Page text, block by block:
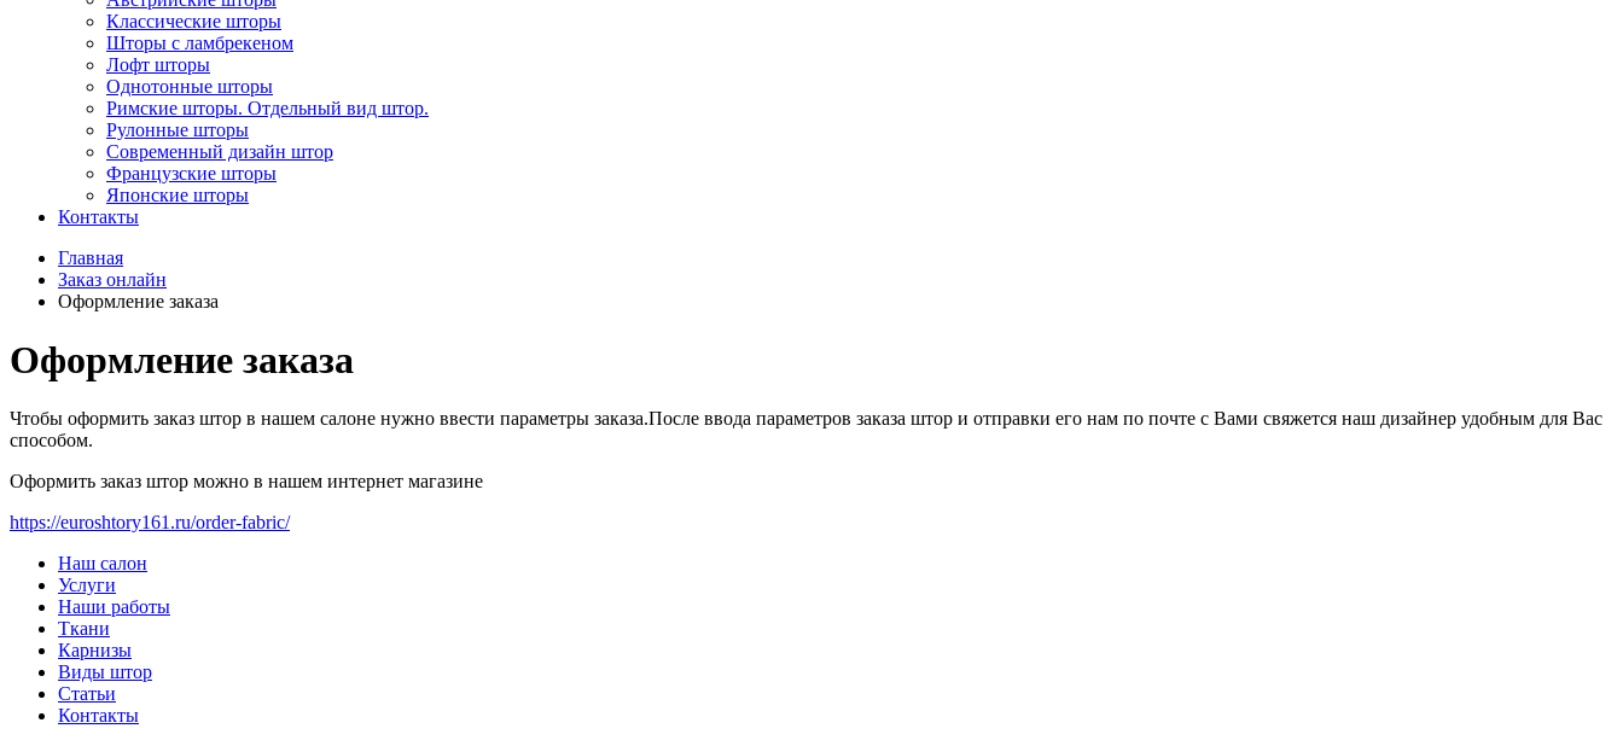
Классические шторы
Шторы с ламбрекеном
Лофт шторы
Однотонные шторы
Римские шторы. Отдельный вид штор.
Рулонные шторы
Современный дизайн штор
Французские шторы
Японские шторы
Контакты
Главная
Заказ онлайн
Оформление заказа
Оформление заказа
Чтобы оформить заказ штор в нашем салоне нужно ввести параметры заказа.После ввода параметров заказа штор и отправки его нам по почте с Вами свяжется наш дизайнер удобным для Вас
способом.
Оформить заказ штор можно в нашем интернет магазине
https://euroshtory161.ru/order-fabric/
Наш салон
Услуги
Наши работы
Ткани
Карнизы
Виды штор
Статьи
Контакты